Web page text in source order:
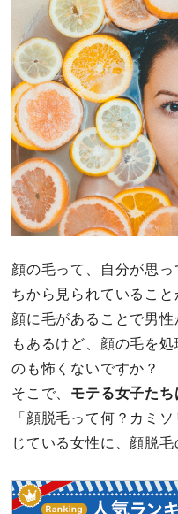
顔の毛って、自分が思
ちから見られていること
顔に毛があることで男
もあるけど、顔の毛を
のも怖くないですか？
そこで、 モテる女子たち
「顔脱毛って何？カミ
じている女性に、顔脱